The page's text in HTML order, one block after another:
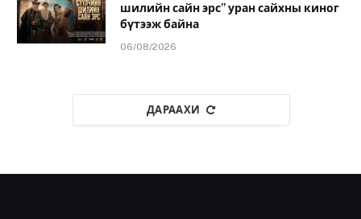
шилийн сайн эрс” уран сайхны киног
бүтээж байна
06/08/2026
ДАРААХИ